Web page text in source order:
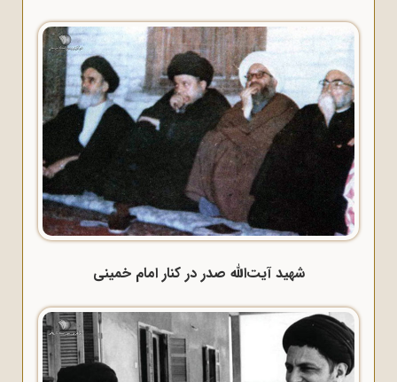
شهید آیت‌الله صدر در کنار امام خمینی